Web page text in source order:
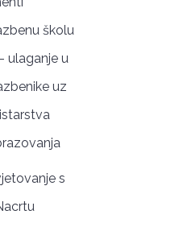
školu
ulaganje u
uz
s